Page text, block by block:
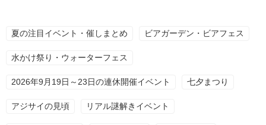
夏の注目イベント・催しまとめ ビアガーデン・ビアフェス
水かけ祭り・ウォーターフェス
2026年9月19日～23日の連休開催イベント 七夕まつり
アジサイの見頃 リアル謎解きイベント